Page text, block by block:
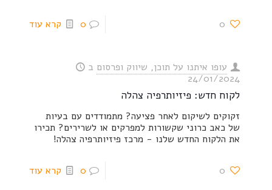
0
0 קרא עוד
עופו איתנו על תוכן, שיווק ופרסום ב
24/01/2024
לקוח חדש: פיזיותרפיה צהלה
זקוקים לשיקום לאחר פציעה? מתמודדים עם בעיות
של כאב כרוני שקשורות למפרקים או לשרירים? תכירו
את הלקוח החדש שלנו - מרכז פיזיותרפיה צהלה!
0
0 קרא עוד